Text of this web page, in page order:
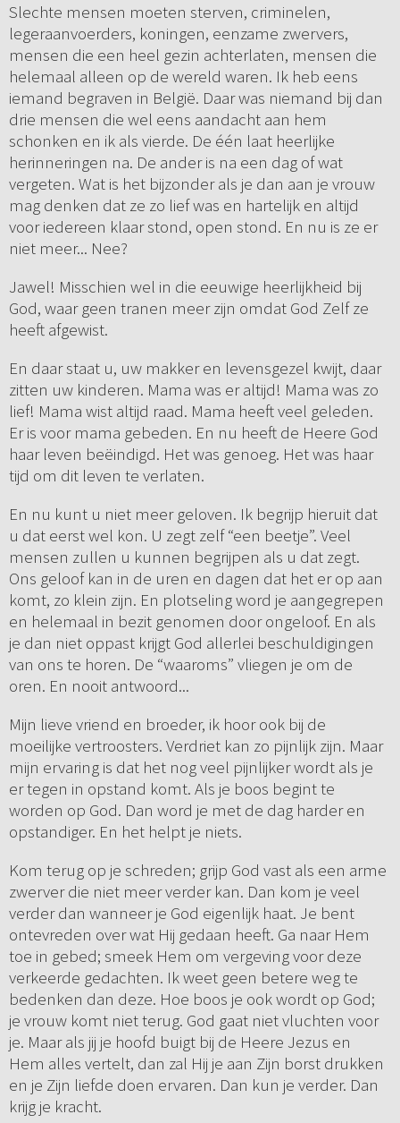
Slechte mensen moeten sterven, criminelen,
legeraanvoerders, koningen, eenzame zwervers,
mensen die een heel gezin achterlaten, mensen die
helemaal alleen op de wereld waren. Ik heb eens
iemand begraven in België. Daar was niemand bij dan
drie mensen die wel eens aandacht aan hem
schonken en ik als vierde. De één laat heerlijke
herinneringen na. De ander is na een dag of wat
vergeten. Wat is het bijzonder als je dan aan je vrouw
mag denken dat ze zo lief was en hartelijk en altijd
voor iedereen klaar stond, open stond. En nu is ze er
niet meer... Nee?
Jawel! Misschien wel in die eeuwige heerlijkheid bij
God, waar geen tranen meer zijn omdat God Zelf ze
heeft afgewist.
En daar staat u, uw makker en levensgezel kwijt, daar
zitten uw kinderen. Mama was er altijd! Mama was zo
lief! Mama wist altijd raad. Mama heeft veel geleden.
Er is voor mama gebeden. En nu heeft de Heere God
haar leven beëindigd. Het was genoeg. Het was haar
tijd om dit leven te verlaten.
En nu kunt u niet meer geloven. Ik begrijp hieruit dat
u dat eerst wel kon. U zegt zelf “een beetje”. Veel
mensen zullen u kunnen begrijpen als u dat zegt.
Ons geloof kan in de uren en dagen dat het er op aan
komt, zo klein zijn. En plotseling word je aangegrepen
en helemaal in bezit genomen door ongeloof. En als
je dan niet oppast krijgt God allerlei beschuldigingen
van ons te horen. De “waaroms” vliegen je om de
oren. En nooit antwoord...
Mijn lieve vriend en broeder, ik hoor ook bij de
moeilijke vertroosters. Verdriet kan zo pijnlijk zijn. Maar
mijn ervaring is dat het nog veel pijnlijker wordt als je
er tegen in opstand komt. Als je boos begint te
worden op God. Dan word je met de dag harder en
opstandiger. En het helpt je niets.
Kom terug op je schreden; grijp God vast als een arme
zwerver die niet meer verder kan. Dan kom je veel
verder dan wanneer je God eigenlijk haat. Je bent
ontevreden over wat Hij gedaan heeft. Ga naar Hem
toe in gebed; smeek Hem om vergeving voor deze
verkeerde gedachten. Ik weet geen betere weg te
bedenken dan deze. Hoe boos je ook wordt op God;
je vrouw komt niet terug. God gaat niet vluchten voor
je. Maar als jij je hoofd buigt bij de Heere Jezus en
Hem alles vertelt, dan zal Hij je aan Zijn borst drukken
en je Zijn liefde doen ervaren. Dan kun je verder. Dan
krijg je kracht.